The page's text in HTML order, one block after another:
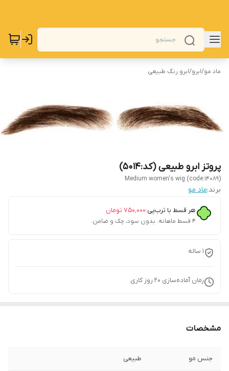
ماد مو/ابرو/ابرو رنگ طبیعی
پروتز ابرو طبیعی (کد:5014)
Medium women's wig (code:14089)
برند:ماد مو
هر قسط با ترب‌پی:۷۵۰٬۰۰۰ تومان
۴ قسط ماهانه. بدون سود، چک و ضامن.
1 ساله
زمان آماده‌سازی 20 روز کاری
مشخصات
جنس مو طبیعی